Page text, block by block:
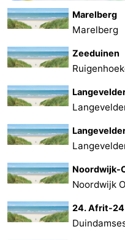
Marelberg
Marelberg
Zeeduinen
Noordwijk-
Noordwijk
24. Afrit-24